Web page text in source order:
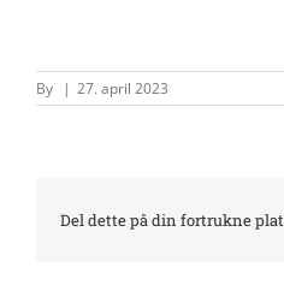
By | 27. april 2023
Del dette på din fortrukne